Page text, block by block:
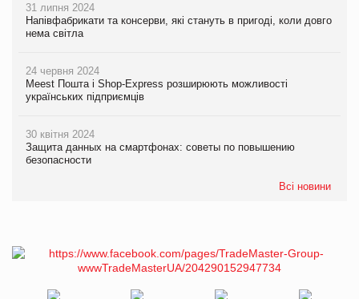
31 липня 2024
Напівфабрикати та консерви, які стануть в пригоді, коли довго
нема світла
24 червня 2024
Meest Пошта і Shop-Express розширюють можливості
українських підприємців
30 квітня 2024
Защита данных на смартфонах: советы по повышению
безопасности
Всі новини